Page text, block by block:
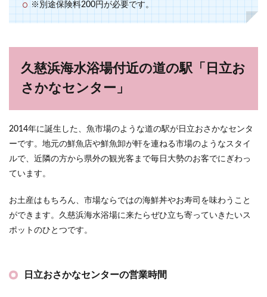
※別途保険料200円が必要です。
久慈浜海水浴場付近の道の駅「日立お
さかなセンター」
2014年に誕生した、魚市場のような道の駅が日立おさかなセンタ
ーです。地元の鮮魚店や鮮魚卸が軒を連ねる市場のようなスタイ
ルで、近隣の方から県外の観光客まで毎日大勢のお客でにぎわっ
ています。
お土産はもちろん、市場ならではの海鮮丼やお寿司を味わうこと
ができます。久慈浜海水浴場に来たらぜひ立ち寄っていきたいス
ポットのひとつです。
日立おさかなセンターの営業時間